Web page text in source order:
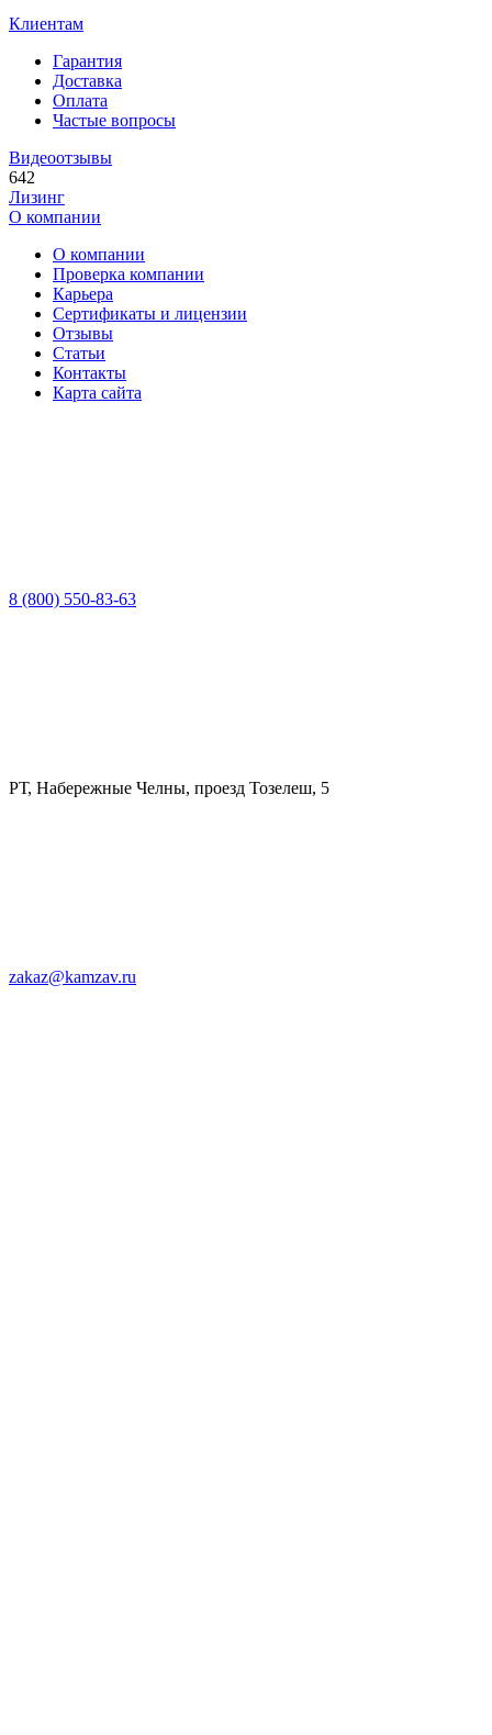
Клиентам
Гарантия
Доставка
Оплата
Частые вопросы
Видеоотзывы
642
Лизинг
О компании
О компании
Проверка компании
Карьера
Сертификаты и лицензии
Отзывы
Статьи
Контакты
Карта сайта
8 (800) 550-83-63
РТ, Набережные Челны, проезд Тозелеш, 5
zakaz@kamzav.ru